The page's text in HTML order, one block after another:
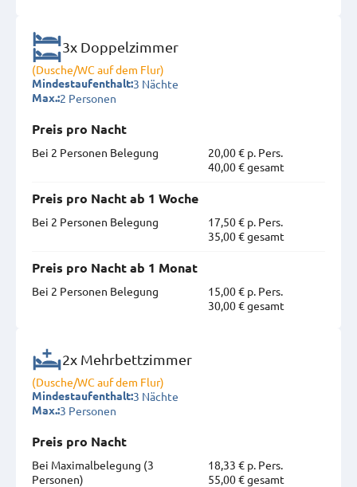
3x Doppelzimmer
(Dusche/WC auf dem Flur)
Mindestaufenthalt:3 Nächte
Max.:2 Personen
Preis pro Nacht
Bei 2 Personen Belegung
20,00 € p. Pers.
40,00 € gesamt
Preis pro Nacht ab 1 Woche
Bei 2 Personen Belegung
17,50 € p. Pers.
35,00 € gesamt
Preis pro Nacht ab 1 Monat
Bei 2 Personen Belegung
15,00 € p. Pers.
30,00 € gesamt
2x Mehrbettzimmer
(Dusche/WC auf dem Flur)
Mindestaufenthalt:3 Nächte
Max.:3 Personen
Preis pro Nacht
Bei Maximal­belegung (3
Personen)
18,33 € p. Pers.
55,00 € gesamt